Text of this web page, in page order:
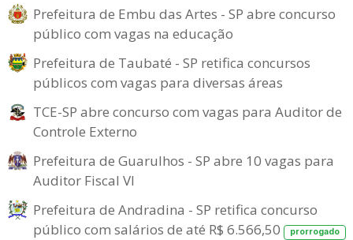
Prefeitura de Embu das Artes - SP abre concurso
público com vagas na educação
Prefeitura de Taubaté - SP retifica concursos
públicos com vagas para diversas áreas
TCE-SP abre concurso com vagas para Auditor de
Controle Externo
Prefeitura de Guarulhos - SP abre 10 vagas para
Auditor Fiscal VI
Prefeitura de Andradina - SP retifica concurso
público com salários de até R$ 6.566,50
prorrogado